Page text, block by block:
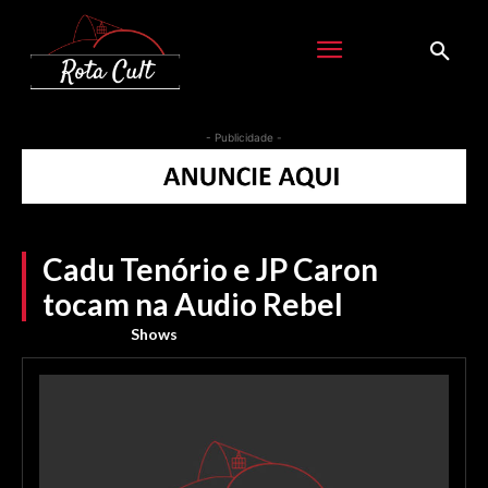
- Publicidade -
Cadu Tenório e JP Caron
tocam na Audio Rebel
Shows